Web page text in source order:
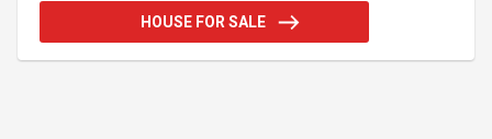
maison au sous-sol... wow ! En prime, les amateurs
de VTT et de motoneige seront comblés grâce à
HOUSE FOR SALE